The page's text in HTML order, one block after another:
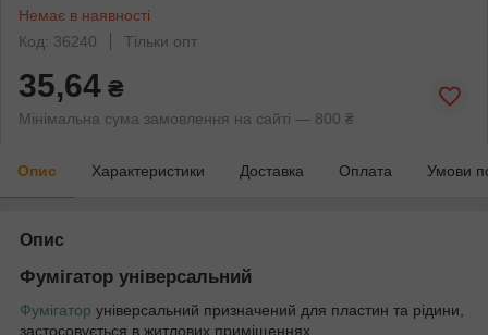
Немає в наявності
Код: 36240
Тільки опт
35,64 ₴
Мінімальна сума замовлення на сайті — 800 ₴
Опис Характеристики Доставка Оплата Умови
Опис
Фумігатор універсальний
Фумігатор універсальний призначений для пластин та рідини,
застосовується в житлових приміщеннях.